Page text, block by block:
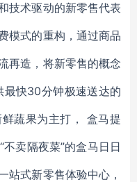
技术驱动的新零售代表
模式的重构，通过商品
再造，将新零售的概念
快30分钟极速送达的
蔬果为主打， 盒马提
卖隔夜菜”的盒马日日
站式新零售体验中心，